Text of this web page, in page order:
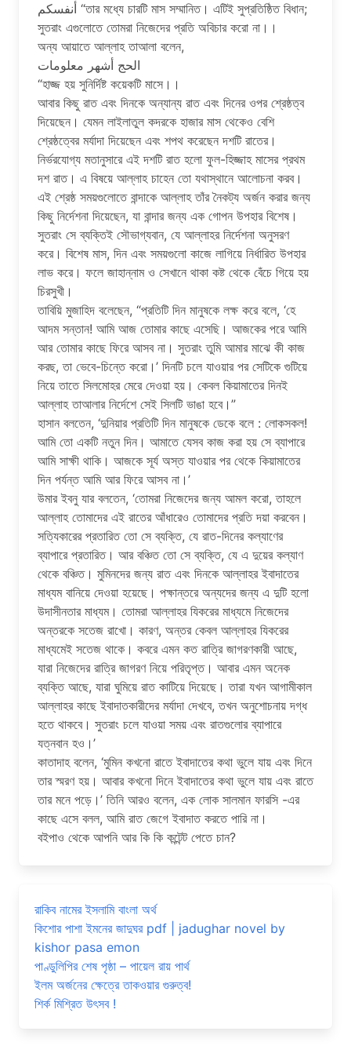
أنفسكم “তার মধ্যে চারটি মাস সম্মানিত। এটিই সুপ্রতিষ্ঠিত বিধান;
সুতরাং এগুলোতে তোমরা নিজেদের প্রতি অবিচার করো না।।
অন্য আয়াতে আল্লাহ তাআলা বলেন,
الحج أشهر معلومات
“হাজ্জ হয় সুনির্দিষ্ট কয়েকটি মাসে।।
আবার কিছু রাত এবং দিনকে অন্যান্য রাত এবং দিনের ওপর শ্রেষ্ঠত্ব
দিয়েছেন। যেমন লাইলাতুল কদরকে হাজার মাস থেকেও বেশি
শ্রেষ্ঠত্বের মর্যাদা দিয়েছেন এবং শপথ করেছেন দশটি রাতের।
নির্ভরযোগ্য মতানুসারে এই দশটি রাত হলো ফুল-হিজ্জাহ মাসের প্রথম
দশ রাত। এ বিষয়ে আল্লাহ চাহেন তো যথাস্থানে আলোচনা করব।
এই শ্রেষ্ঠ সময়গুলোতে বান্দাকে আল্লাহ তাঁর নৈকট্য অর্জন করার জন্য
কিছু নির্দেশনা দিয়েছেন, যা বান্দার জন্য এক গোপন উপহার বিশেষ।
সুতরাং সে ব্যক্তিই সৌভাগ্যবান, যে আল্লাহর নির্দেশনা অনুসরণ
করে। বিশেষ মাস, দিন এবং সময়গুলো কাজে লাগিয়ে নির্ধারিত উপহার
লাভ করে। ফলে জাহান্নাম ও সেখানে থাকা কষ্ট থেকে বেঁচে গিয়ে হয়
চিরসুখী।
তাবিয়ি মুজাহিদ বলেছেন, “প্রতিটি দিন মানুষকে লক্ষ করে বলে, ‘হে
আদম সন্তান! আমি আজ তোমার কাছে এসেছি। আজকের পরে আমি
আর তোমার কাছে ফিরে আসব না। সুতরাং তুমি আমার মাঝে কী কাজ
করছ, তা ভেবে-চিন্তে করো।’ দিনটি চলে যাওয়ার পর সেটিকে গুটিয়ে
নিয়ে তাতে সিলমোহর মেরে দেওয়া হয়। কেবল কিয়ামাতের দিনই
আল্লাহ তাআলার নির্দেশে সেই সিলটি ভাঙা হবে।”
হাসান বলতেন, ‘দুনিয়ার প্রতিটি দিন মানুষকে ডেকে বলে : লোকসকল!
আমি তো একটি নতুন দিন। আমাতে যেসব কাজ করা হয় সে ব্যাপারে
আমি সাক্ষী থাকি। আজকে সূর্য অস্ত যাওয়ার পর থেকে কিয়ামাতের
দিন পর্যন্ত আমি আর ফিরে আসব না।’
উমার ইবনু যার বলতেন, ‘তোমরা নিজেদের জন্য আমল করো, তাহলে
আল্লাহ তোমাদের এই রাতের আঁধারেও তোমাদের প্রতি দয়া করবেন।
সত্যিকারের প্রতারিত তো সে ব্যক্তি, যে রাত-দিনের কল্যাণের
ব্যাপারে প্রতারিত। আর বঞ্চিত তো সে ব্যক্তি, যে এ দুয়ের কল্যাণ
থেকে বঞ্চিত। মুমিনদের জন্য রাত এবং দিনকে আল্লাহর ইবাদাতের
মাধ্যম বানিয়ে দেওয়া হয়েছে। পক্ষান্তরে অন্যদের জন্য এ দুটি হলো
উদাসীনতার মাধ্যম। তোমরা আল্লাহর যিকরের মাধ্যমে নিজেদের
অন্তরকে সতেজ রাখো। কারণ, অন্তর কেবল আল্লাহর যিকরের
মাধ্যমেই সতেজ থাকে। কবরে এমন কত রাত্রি জাগরণকারী আছে,
যারা নিজেদের রাত্রি জাগরণ নিয়ে পরিতৃপ্ত। আবার এমন অনেক
ব্যক্তি আছে, যারা ঘুমিয়ে রাত কাটিয়ে দিয়েছে। তারা যখন আগামীকাল
আল্লাহর কাছে ইবাদাতকারীদের মর্যাদা দেখবে, তখন অনুশোচনায় দগ্ধ
হতে থাকবে। সুতরাং চলে যাওয়া সময় এবং রাতগুলোর ব্যাপারে
যত্নবান হও।’
কাতাদাহ বলেন, ‘মুমিন কখনো রাতে ইবাদাতের কথা ভুলে যায় এবং দিনে
তার স্মরণ হয়। আবার কখনো দিনে ইবাদাতের কথা ভুলে যায় এবং রাতে
তার মনে পড়ে।’ তিনি আরও বলেন, এক লোক সালমান ফারসি -এর
কাছে এসে বলল, আমি রাত জেগে ইবাদাত করতে পারি না।
বইপাও থেকে আপনি আর কি কি কন্টেন্ট পেতে চান?
রাকিব নামের ইসলামি বাংলা অর্থ
কিশোর পাশা ইমনের জাদুঘর pdf | jadughar novel by
kishor pasa emon
পাণ্ডুলিপির শেষ পৃষ্ঠা – পায়েল রায় পার্থ
ইলম অর্জনের ক্ষেত্রে তাকওয়ার গুরুত্ব!
শির্ক মিশ্রিত উৎসব !